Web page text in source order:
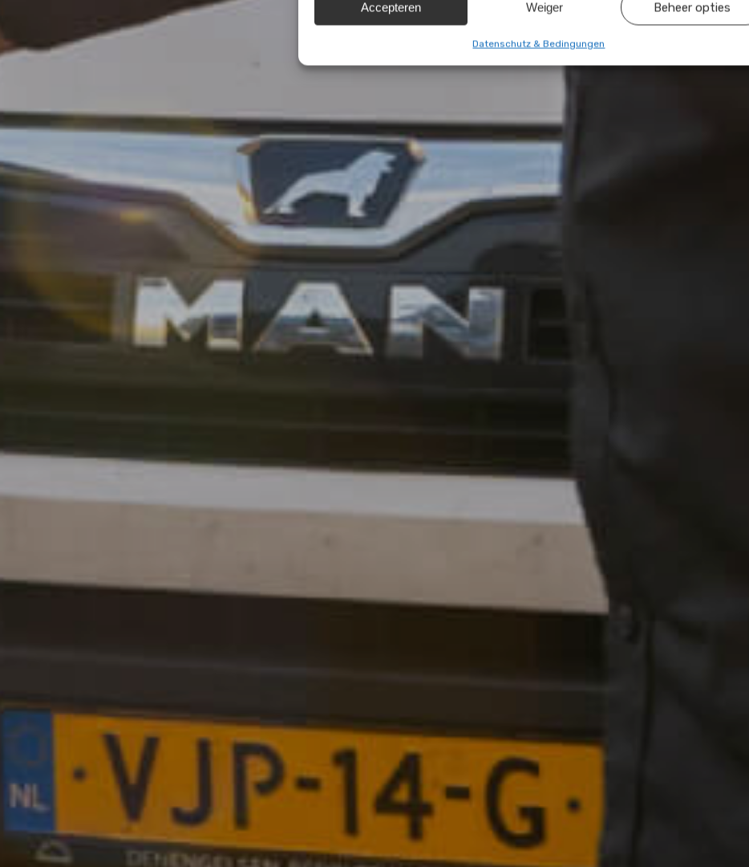
Eigenschaften Immer aktiv
Abgleichung und Kombination von Daten aus unterschiedlichen Quellen,
Gewährleistung der Sicherheit, Verhinderung und Aufdeckung von
Betrug und Fehlerbehebung, Bereitstellung und Anzeige von
Werbung und Inhalten, Ihre Entscheidungen zum Datenschutz
speichern und übermitteln.
Accepteren Weiger Beheer opties
Datenschutz & Bedingungen